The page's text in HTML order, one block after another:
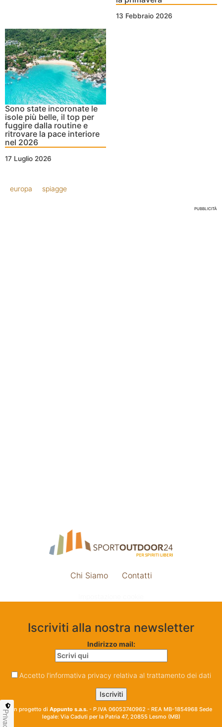
13 Febbraio 2026
Sono state incoronate le
isole più belle, il top per
fuggire dalla routine e
ritrovare la pace interiore
nel 2026
17 Luglio 2026
europa spiagge
PUBBLICITÀ
Chi Siamo Contatti
Iscriviti alla nostra newsletter
Indirizzo mail:
Accetto l'informativa privacy relativa al trattamento dei dati
Un progetto di Appunto s.a.s. - P.IVA 06053740962 - REA MB-1854968 Sede
legale: Via Caduti per la Patria 47, 20855 Lesmo (MB)
Privacy